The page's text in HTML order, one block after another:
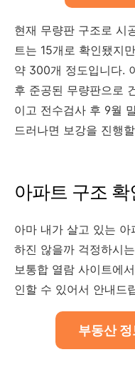
현재 무량판 구조로 시
트는 15개로 확인됐지
약 300개 정도입니다.
후 준공된 무량판으로
이고 전수검사 후 9월
드러나면 보강을 진행
아파트 구조 확
아마 내가 살고 있는
하진 않을까 걱정하시
보통합 열람 사이트에
인할 수 있어서 안내드
부동산